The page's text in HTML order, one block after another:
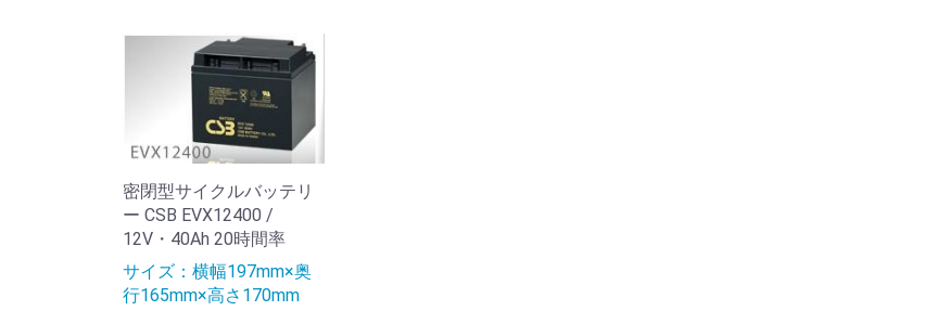
密閉型サイクルバッテリ
ー CSB EVX12400 /
12V・40Ah 20時間率
サイズ：横幅197mm×奥
行165mm×高さ170mm